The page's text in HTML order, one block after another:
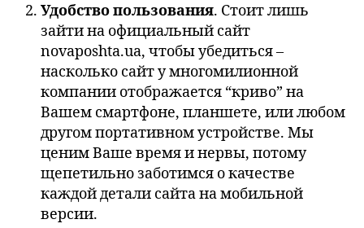
Удобство пользования. Стоит лишь
зайти на официальный сайт
novaposhta.ua, чтобы убедиться –
насколько сайт у многомилионной
компании отображается “криво” на
Вашем смартфоне, планшете, или любом
другом портативном устройстве. Мы
ценим Ваше время и нервы, потому
щепетильно заботимся о качестве
каждой детали сайта на мобильной
версии.